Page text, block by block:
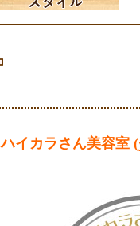
ハイカラさん美容室